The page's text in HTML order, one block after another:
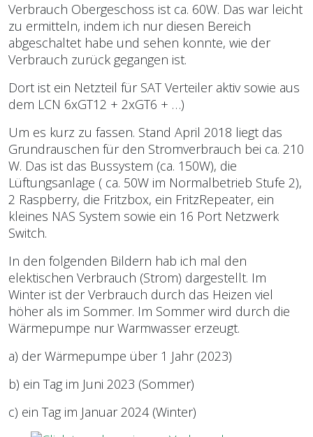
Verbrauch Obergeschoss ist ca. 60W. Das war leicht
zu ermitteln, indem ich nur diesen Bereich
abgeschaltet habe und sehen konnte, wie der
Verbrauch zurück gegangen ist.
Dort ist ein Netzteil für SAT Verteiler aktiv sowie aus
dem LCN 6xGT12 + 2xGT6 + …)
Um es kurz zu fassen. Stand April 2018 liegt das
Grundrauschen für den Stromverbrauch bei ca. 210
W. Das ist das Bussystem (ca. 150W), die
Lüftungsanlage ( ca. 50W im Normalbetrieb Stufe 2),
2 Raspberry, die Fritzbox, ein FritzRepeater, ein
kleines NAS System sowie ein 16 Port Netzwerk
Switch.
In den folgenden Bildern hab ich mal den
elektischen Verbrauch (Strom) dargestellt. Im
Winter ist der Verbrauch durch das Heizen viel
höher als im Sommer. Im Sommer wird durch die
Wärmepumpe nur Warmwasser erzeugt.
a) der Wärmepumpe über 1 Jahr (2023)
b) ein Tag im Juni 2023 (Sommer)
c) ein Tag im Januar 2024 (Winter)